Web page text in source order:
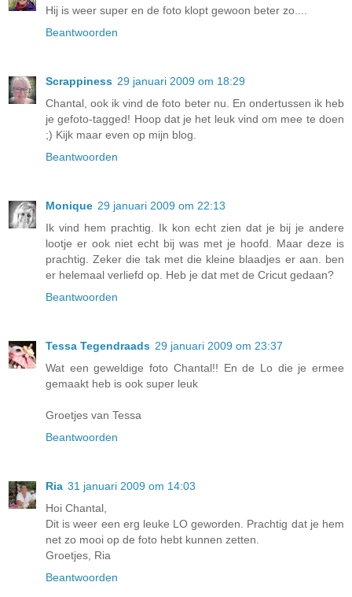
Hij is weer super en de foto klopt gewoon beter zo....
Beantwoorden
Scrappiness 29 januari 2009 om 18:29
Chantal, ook ik vind de foto beter nu. En ondertussen ik heb
je gefoto-tagged! Hoop dat je het leuk vind om mee te doen
;) Kijk maar even op mijn blog.
Beantwoorden
Monique 29 januari 2009 om 22:13
Ik vind hem prachtig. Ik kon echt zien dat je bij je andere
lootje er ook niet echt bij was met je hoofd. Maar deze is
prachtig. Zeker die tak met die kleine blaadjes er aan. ben
er helemaal verliefd op. Heb je dat met de Cricut gedaan?
Beantwoorden
Tessa Tegendraads 29 januari 2009 om 23:37
Wat een geweldige foto Chantal!! En de Lo die je ermee
gemaakt heb is ook super leuk
Groetjes van Tessa
Beantwoorden
Ria 31 januari 2009 om 14:03
Hoi Chantal,
Dit is weer een erg leuke LO geworden. Prachtig dat je hem
net zo mooi op de foto hebt kunnen zetten.
Groetjes, Ria
Beantwoorden